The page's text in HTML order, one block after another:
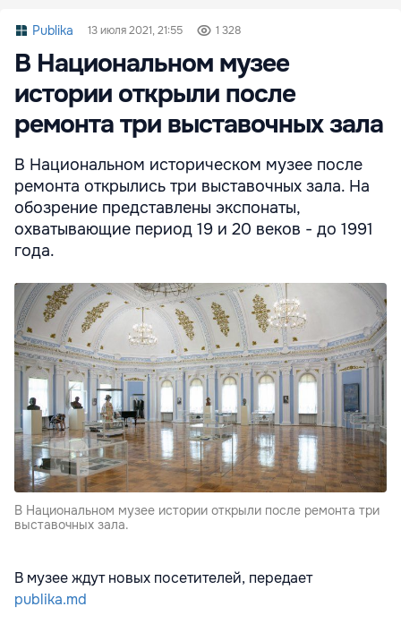
Publika 13 июля 2021, 21:55 1 328
В Национальном музее
истории открыли после
ремонта три выставочных зала
В Национальном историческом музее после
ремонта открылись три выставочных зала. На
обозрение представлены экспонаты,
охватывающие период 19 и 20 веков - до 1991
года.
В Национальном музее истории открыли после ремонта три
выставочных зала.
В музее ждут новых посетителей, передает
publika.md